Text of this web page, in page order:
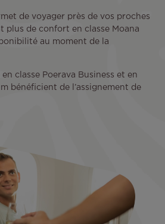
de voyager près de vos proches
plus de confort en classe Moana
au moment de la
classe Poerava Business et en
bénéficient de l’assignement de